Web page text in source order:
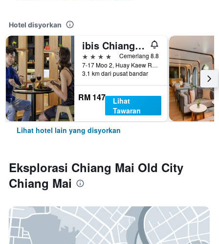
Hotel disyorkan
ibis Chiang Mai Nimman Journeyhub
4 bintang
Cemerlang 8.8
7-17 Moo 2, Huay Kaew Road Chang Phueak, Muang, Chiang Mai, Thailand
3.1 km dari pusat bandar
RM 147
Lihat
Tawaran
Lihat hotel lain yang disyorkan
Eksplorasi Chiang Mai Old City
Chiang Mai